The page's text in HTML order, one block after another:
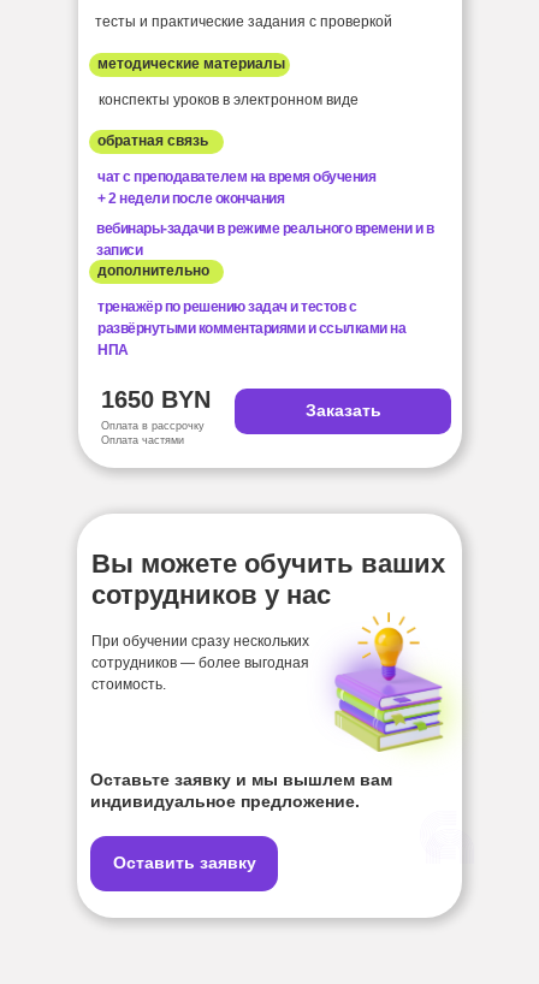
тесты и практические задания с проверкой
конспекты уроков в электронном виде
методические материалы
обратная связь
чат с преподавателем на время обучения
+ 2 недели после окончания
тренажёр по решению задач и тестов с
развёрнутыми комментариями и ссылками на
НПА
дополнительно
Заказать
Оплата в рассрочку
Оплата частями
1650 BYN
вебинары-задачи в режиме реального времени и в
записи
При обучении сразу нескольких
сотрудников — более выгодная
стоимость.
Оставьте заявку и мы вышлем вам
индивидуальное предложение.
Вы можете обучить ваших
сотрудников у нас
Оставить заявку